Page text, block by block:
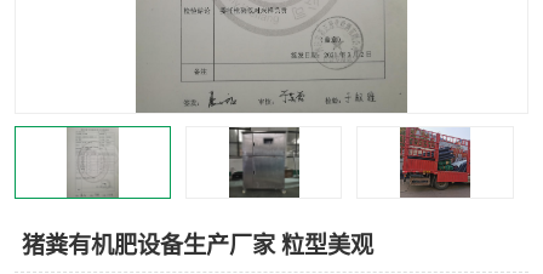
猪粪有机肥设备生产厂家 粒型美观